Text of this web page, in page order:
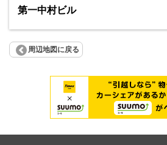
第一中村ビル
周辺地図に戻る